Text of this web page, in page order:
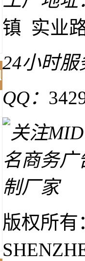
镇 实业
24小时
QQ：
版权所有